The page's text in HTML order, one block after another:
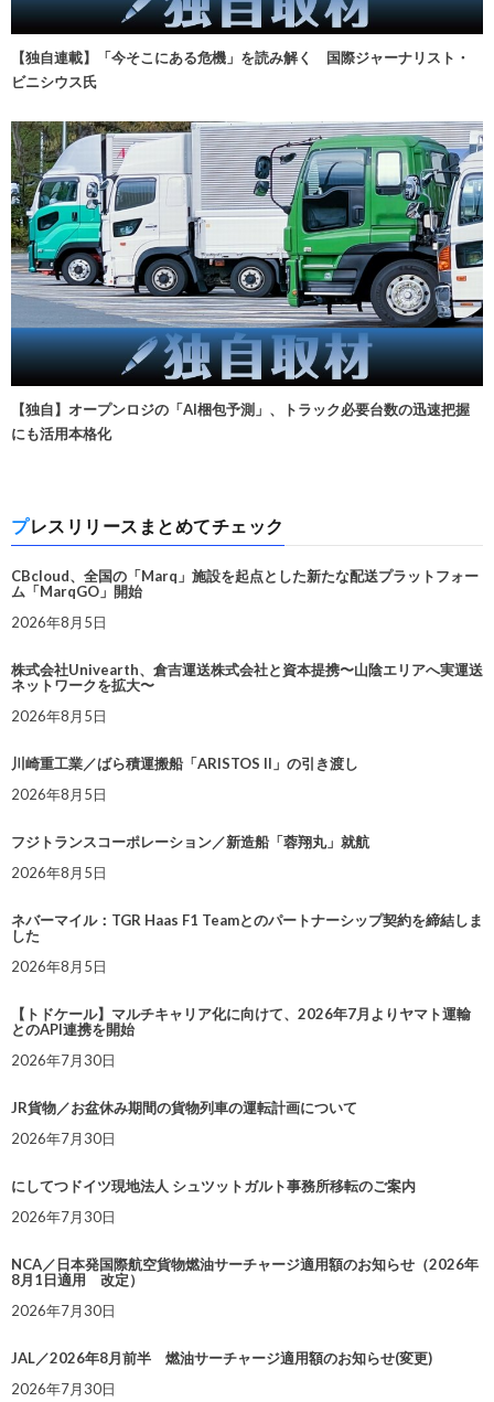
【独自連載】「今そこにある危機」を読み解く 国際ジャーナリスト・
ビニシウス氏
【独自】オープンロジの「AI梱包予測」、トラック必要台数の迅速把握
にも活用本格化
プレスリリースまとめてチェック
CBcloud、全国の「Marq」施設を起点とした新たな配送プラットフォー
ム「MarqGO」開始
2026年8月5日
株式会社Univearth、倉吉運送株式会社と資本提携〜山陰エリアへ実運送
ネットワークを拡大〜
2026年8月5日
川崎重工業／ばら積運搬船「ARISTOS II」の引き渡し
2026年8月5日
フジトランスコーポレーション／新造船「蓉翔丸」就航
2026年8月5日
ネバーマイル：TGR Haas F1 Teamとのパートナーシップ契約を締結しま
した
2026年8月5日
【トドケール】マルチキャリア化に向けて、2026年7月よりヤマト運輸
とのAPI連携を開始
2026年7月30日
JR貨物／お盆休み期間の貨物列車の運転計画について
2026年7月30日
にしてつドイツ現地法人 シュツットガルト事務所移転のご案内
2026年7月30日
NCA／日本発国際航空貨物燃油サーチャージ適用額のお知らせ（2026年
8月1日適用 改定）
2026年7月30日
JAL／2026年8月前半 燃油サーチャージ適用額のお知らせ(変更)
2026年7月30日